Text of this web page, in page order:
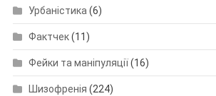
Урбаністика (6)
Фактчек(11)
Фейки та маніпуляції(16)
Шизофренія (224)